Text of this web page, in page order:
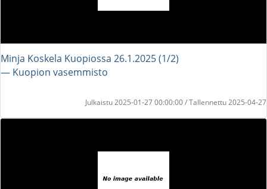
Minja Koskela Kuopiossa 26.1.2025 (1/2)
― Kuopion vasemmisto
Julkaistu 2025-01-27 00:00:00 / Tallennettu 2025-04-27